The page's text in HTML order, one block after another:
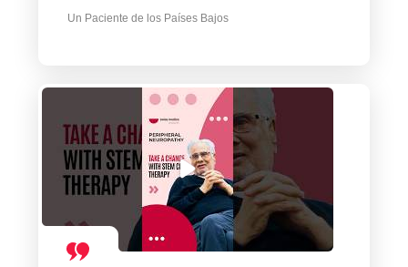
Un Paciente de los Países Bajos